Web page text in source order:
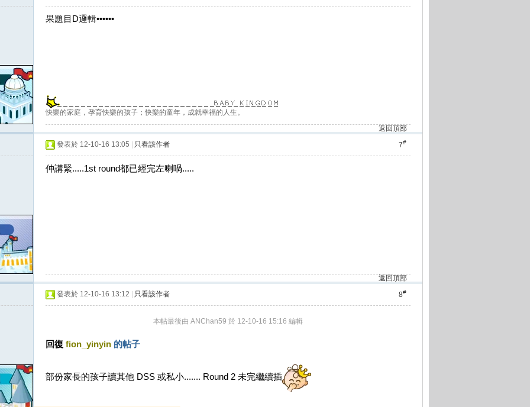
果題目D邏輯••••••
快樂的家庭，孕育快樂的孩子；快樂的童年，成就幸福的人生。
返回頂部
7#
發表於 12-10-16 13:05 只看該作者
仲講緊.....1st round都已經完左喇喎.....
返回頂部
8#
發表於 12-10-16 13:12 只看該作者
本帖最後由 ANChan59 於 12-10-16 15:16 編輯
回復 fion_yinyin 的帖子
部份家長的孩子讀其他 DSS 或私小....... Round 2 未完繼續插